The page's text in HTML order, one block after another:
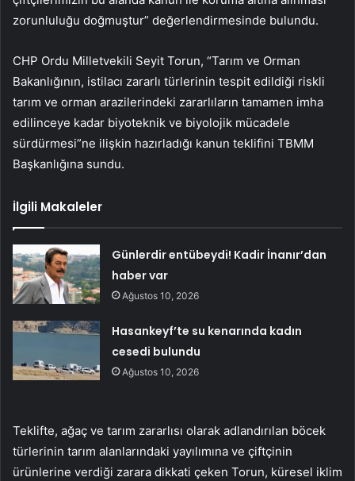
zorunluluğu doğmuştur” değerlendirmesinde bulundu.
CHP Ordu Milletvekili Seyit Torun, “Tarım ve Orman
Bakanlığının, istilacı zararlı türlerinin tespit edildiği riskli
tarım ve orman arazilerindeki zararlıların tamamen imha
edilinceye kadar biyoteknik ve biyolojik mücadele
sürdürmesi”ne ilişkin hazırladığı kanun teklifini TBMM
Başkanlığına sundu.
İlgili Makaleler
Günlerdir entübeydi! Kadir İnanır’dan
haber var
Ağustos 10, 2026
Hasankeyf’te su kenarında kadın
cesedi bulundu
Ağustos 10, 2026
Teklifte, ağaç ve tarım zararlısı olarak adlandırılan böcek
türlerinin tarım alanlarındaki yayılımına ve çiftçinin
ürünlerine verdiği zarara dikkati çeken Torun, küresel iklim